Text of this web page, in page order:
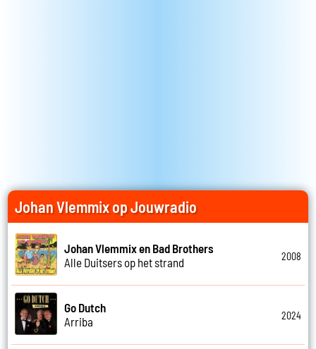
Johan Vlemmix op Jouwradio
Johan Vlemmix en Bad Brothers
Alle Duitsers op het strand
2008
Go Dutch
Arriba
2024